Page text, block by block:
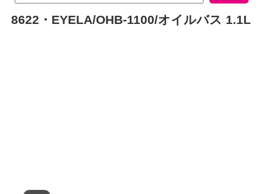
8622・EYELA/OHB-1100/オイルバス 1.1L